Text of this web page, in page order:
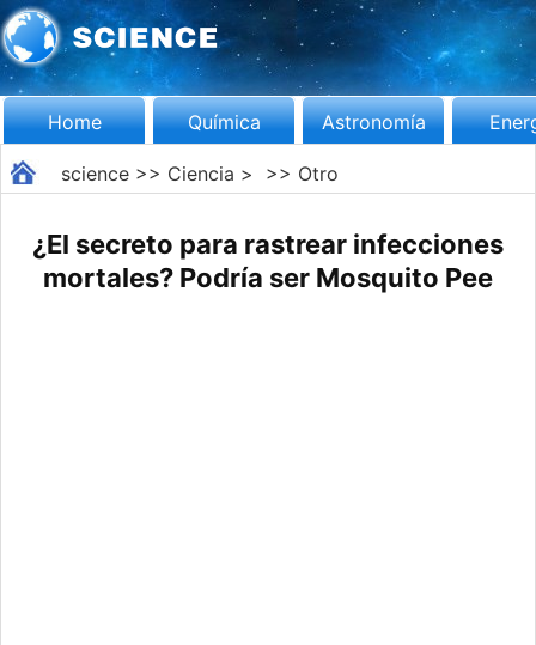
Home Química Astronomía
science>> Ciencia > >> Otro
¿El secreto para rastrear infecciones
mortales? Podría ser Mosquito Pee